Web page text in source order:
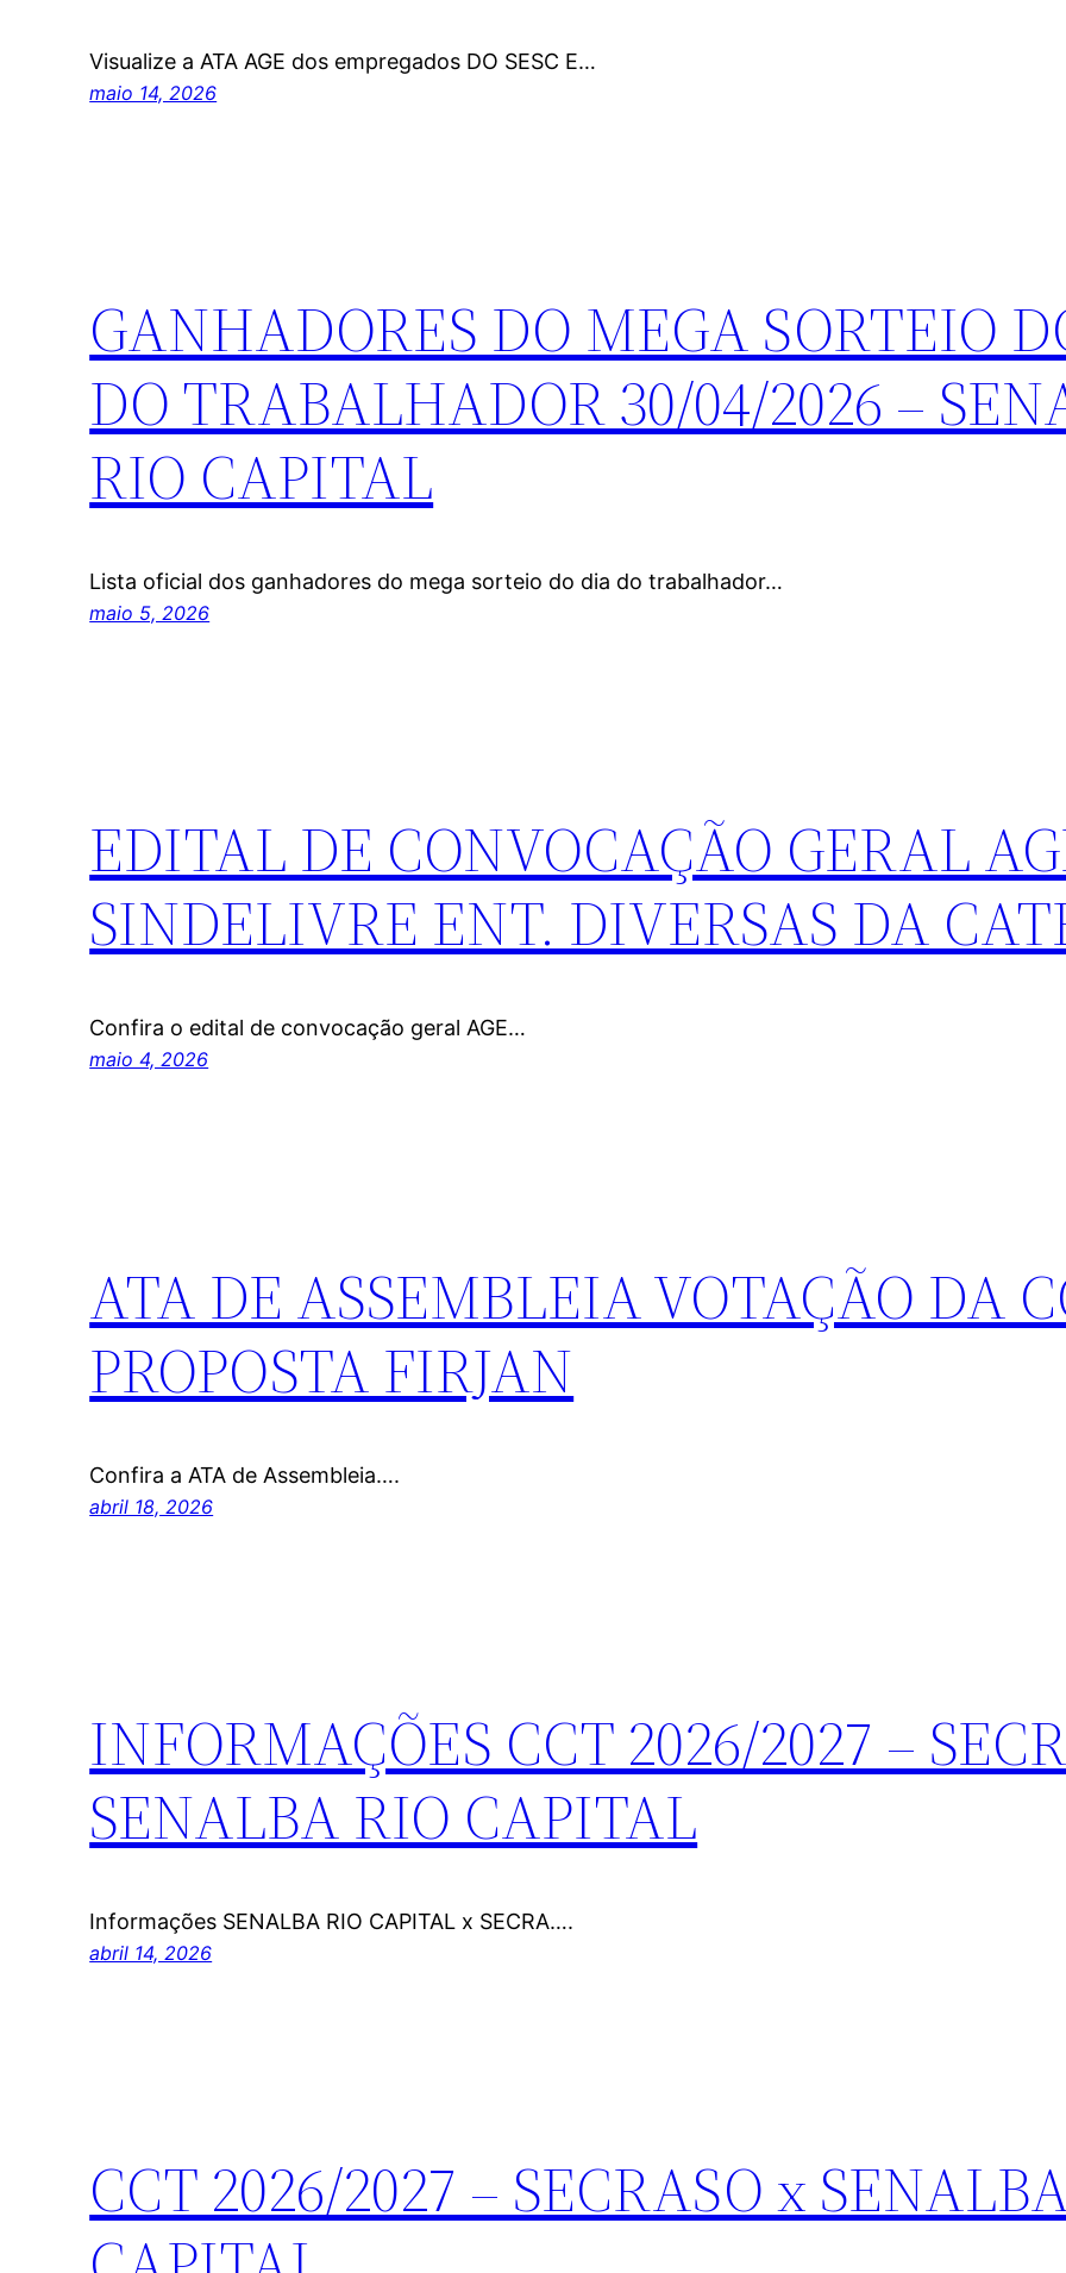
Visualize a ATA AGE dos empregados DO SESC E…
maio 14, 2026
GANHADORES DO MEGA SORTEIO
DO TRABALHADOR 30/04/2026 –
RIO CAPITAL
Lista oficial dos ganhadores do mega sorteio do dia do trabalhador…
maio 5, 2026
EDITAL DE CONVOCAÇÃO GERAL
SINDELIVRE ENT. DIVERSAS DA
Confira o edital de convocação geral AGE…
maio 4, 2026
ATA DE ASSEMBLEIA VOTAÇÃO DA
PROPOSTA FIRJAN
Confira a ATA de Assembleia….
abril 18, 2026
INFORMAÇÕES CCT 2026/2027 –
SENALBA RIO CAPITAL
Informações SENALBA RIO CAPITAL x SECRA….
abril 14, 2026
CCT 2026/2027 – SECRASO x